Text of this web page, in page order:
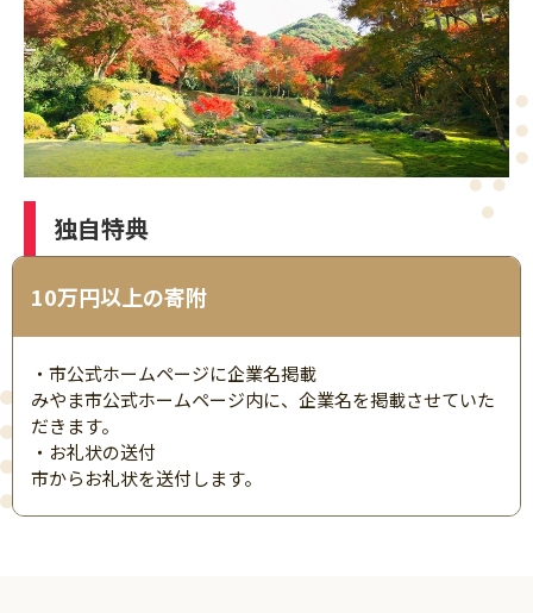
独自特典
10万円以上の寄附
・市公式ホームページに企業名掲載
みやま市公式ホームページ内に、企業名を掲載させていた
だきます。
・お礼状の送付
市からお礼状を送付します。